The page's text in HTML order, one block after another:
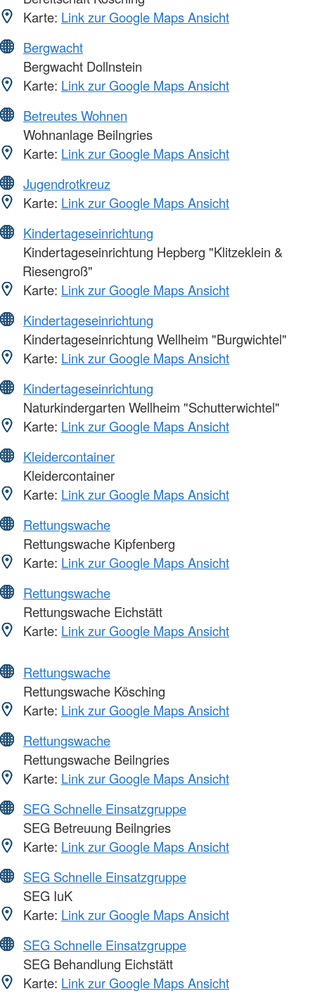
Karte: Link zur Google Maps Ansicht
Bergwacht
Bergwacht Dollnstein
Karte: Link zur Google Maps Ansicht
Betreutes Wohnen
Wohnanlage Beilngries
Karte: Link zur Google Maps Ansicht
Jugendrotkreuz
Karte: Link zur Google Maps Ansicht
Kindertageseinrichtung
Kindertageseinrichtung Hepberg "Klitzeklein &
Riesengroß"
Karte: Link zur Google Maps Ansicht
Kindertageseinrichtung
Kindertageseinrichtung Wellheim "Burgwichtel"
Karte: Link zur Google Maps Ansicht
Kindertageseinrichtung
Naturkindergarten Wellheim "Schutterwichtel"
Karte: Link zur Google Maps Ansicht
Kleidercontainer
Kleidercontainer
Karte: Link zur Google Maps Ansicht
Rettungswache
Rettungswache Kipfenberg
Karte: Link zur Google Maps Ansicht
Rettungswache
Rettungswache Eichstätt
Karte: Link zur Google Maps Ansicht
Rettungswache
Rettungswache Kösching
Karte: Link zur Google Maps Ansicht
Rettungswache
Rettungswache Beilngries
Karte: Link zur Google Maps Ansicht
SEG Schnelle Einsatzgruppe
SEG Betreuung Beilngries
Karte: Link zur Google Maps Ansicht
SEG Schnelle Einsatzgruppe
SEG IuK
Karte: Link zur Google Maps Ansicht
SEG Schnelle Einsatzgruppe
SEG Behandlung Eichstätt
Karte: Link zur Google Maps Ansicht